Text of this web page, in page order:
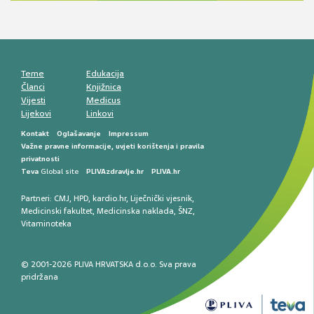
Teme
Članci
Vijesti
Lijekovi
Edukacija
Knjižnica
Medicus
Linkovi
Kontakt Oglašavanje
Impressum
Važne pravne informacije, uvjeti korištenja i pravila
privatnosti
Teva Global site PLIVAzdravlje.hr PLIVA.hr
Partneri: CMJ, HPD, kardio.hr, Liječnički vjesnik,
Medicinski fakultet, Medicinska naklada, ŠNZ,
Vitaminoteka
© 2001-2026 PLIVA HRVATSKA d.o.o. Sva prava
pridržana